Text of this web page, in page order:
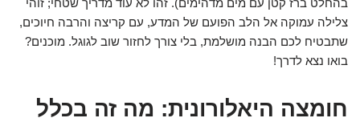
בהחלט ברז קטן עם מים מדהימים). זהו לא עוד מדריך שטחי; זוהי
צלילה עמוקה אל הלב הפועם של המדע, עם קריצה והרבה חיוכים,
שתבטיח לכם הבנה מושלמת, בלי צורך לחזור שוב לגוגל. מוכנים?
בואו נצא לדרך!
חומצה היאלורונית: מה זה בכלל